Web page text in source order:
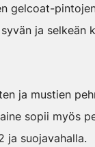
gelcoat-
ja selkeän
ja mustien
sopii myös
ja suojavahalla.